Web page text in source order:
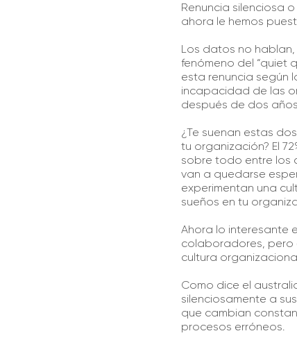
Renuncia silenciosa o
ahora le hemos
Los datos no hablan,
fenómeno del “quiet
esta renuncia según
incapacidad de las
después de dos
¿Te suenan estas
tu organización? El
sobre todo entre los
van a quedarse
experimentan una
sueños en tu
Ahora lo interesante
colaboradores, pero
cultura
Como dice el
silenciosamente a
que cambian
procesos erróneos.